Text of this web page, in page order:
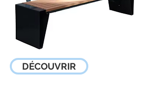
DÉCOUVRIR